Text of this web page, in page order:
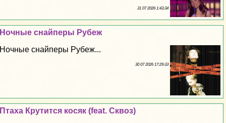
31 07 2026 1:43:34
Ночные снайперы Рубеж
Ночные снайперы Рубеж...
30 07 2026 17:29:33
Птаха Крутится косяк (feat. Сквоз)